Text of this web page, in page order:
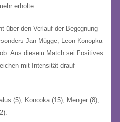
erholte.
über den Verlauf der Begegnung
Jan Mügge, Leon Konopka
Aus diesem Match sei Positives
mit Intensität drauf
(5), Konopka (15), Menger (8),